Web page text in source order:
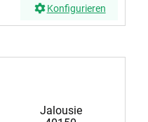
Konfigurieren
Jalousie